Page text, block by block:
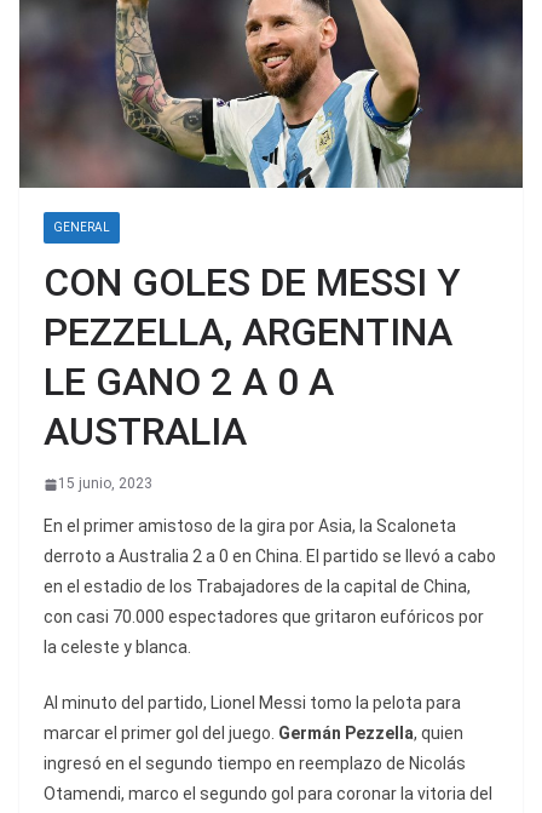
GENERAL
CON GOLES DE MESSI Y
PEZZELLA, ARGENTINA
LE GANO 2 A 0 A
AUSTRALIA
15 junio, 2023
En el primer amistoso de la gira por Asia, la Scaloneta
derroto a Australia 2 a 0 en China. El partido se llevó a cabo
en el estadio de los Trabajadores de la capital de China,
con casi 70.000 espectadores que gritaron eufóricos por
la celeste y blanca.
Al minuto del partido, Lionel Messi tomo la pelota para
marcar el primer gol del juego. Germán Pezzella, quien
ingresó en el segundo tiempo en reemplazo de Nicolás
Otamendi, marco el segundo gol para coronar la vitoria del